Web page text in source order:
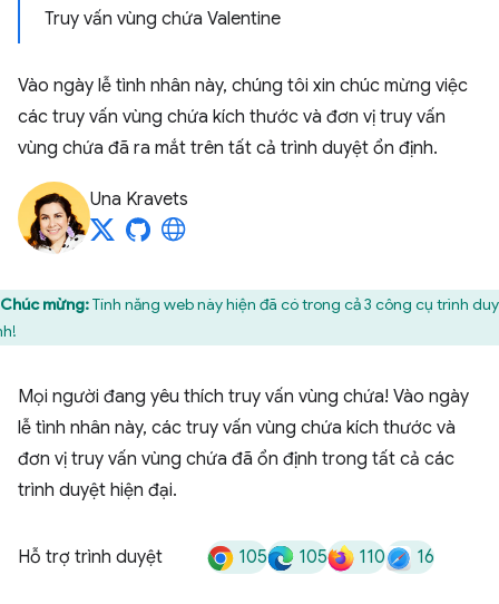
Truy vấn vùng chứa Valentine
Vào ngày lễ tình nhân này, chúng tôi xin chúc mừng việc
các truy vấn vùng chứa kích thước và đơn vị truy vấn
vùng chứa đã ra mắt trên tất cả trình duyệt ổn định.
Una Kravets
Chúc mừng:Tính năng web này hiện đã có trong cả 3 công cụ trình
Mọi người đang yêu thích truy vấn vùng chứa! Vào ngày
lễ tình nhân này, các truy vấn vùng chứa kích thước và
đơn vị truy vấn vùng chứa đã ổn định trong tất cả các
trình duyệt hiện đại.
Hỗ trợ trình duyệt 105 105 110 16